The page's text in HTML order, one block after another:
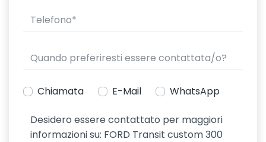
Chiamata E-Mail WhatsApp